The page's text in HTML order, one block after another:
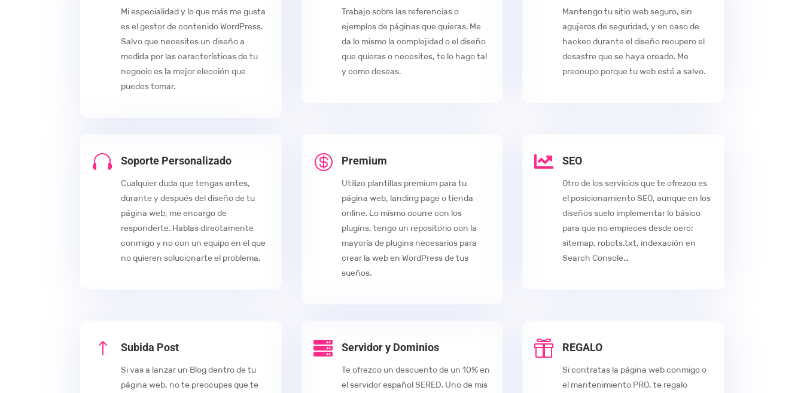
Mi especialidad y lo que más me gusta
es el gestor de contenido WordPress.
Salvo que necesites un diseño a
medida por las características de tu
negocio es la mejor elección que
puedes tomar.
Trabajo sobre las referencias o
ejemplos de páginas que quieras. Me
da lo mismo la complejidad o el diseño
que quieras o necesites, te lo hago tal
y como deseas.
Mantengo tu sitio web seguro, sin
agujeros de seguridad, y en caso de
hackeo durante el diseño recupero el
desastre que se haya creado. Me
preocupo porque tu web esté a salvo.
 Soporte Personalizado
Cualquier duda que tengas antes,
durante y después del diseño de tu
página web, me encargo de
responderte. Hablas directamente
conmigo y no con un equipo en el que
no quieren solucionarte el problema.
 Premium
Utilizo plantillas premium para tu
página web, landing page o tienda
online. Lo mismo ocurre con los
plugins, tengo un repositorio con la
mayoría de plugins necesarios para
crear la web en WordPress de tus
sueños.
 SEO
Otro de los servicios que te ofrezco es
el posicionamiento SEO, aunque en los
diseños suelo implementar lo básico
para que no empieces desde cero:
sitemap, robots.txt, indexación en
Search Console…
! Subida Post
Si vas a lanzar un Blog dentro de tu
página web, no te preocupes que te
 Servidor y Dominios
Te ofrezco un descuento de un 10% en
el servidor español SERED. Uno de mis
 REGALO
Si contratas la página web conmigo o
el mantenimiento PRO, te regalo